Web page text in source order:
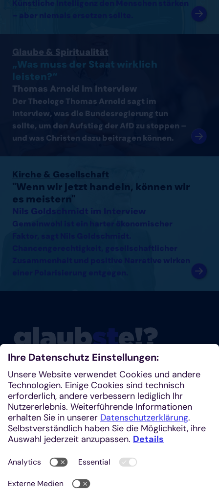
Künstliche Intelligenz den Menschen stärken
– aber niemals ersetzen sollte.
Glaube & Spiritualität
„Was muss der Staat wirklich
leisten?“
Thomas Arnold im Interview
Der Theologe Thomas Arnold sagt im
Interview, was die Bundesregierung tun
sollte, um den Aufstieg der AfD zu stoppen –
und was Christen dazu beitragen können.
Kirche & Gesellschaft
"Wenn wir jetzt handeln, können wir
es meistern"
Nils Goldschmidt im Interview
Gemeinwohl ist ein harter ökonomischer
Chancengerechtigkeit, gesellschaftlicher
Zusammenhalt und positive Narrative wirken
einer Polarisierung entgegen.
Glaubste nicht? Dann schau mal rein!
Klosterplatz 7, 52062 Aachen
+49 241 1685-242 (Redaktion)
kirchenzeitung@einhardverlag.de